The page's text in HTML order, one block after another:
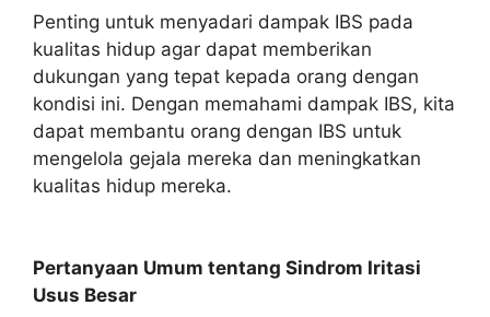
Penting untuk menyadari dampak IBS pada
kualitas hidup agar dapat memberikan
dukungan yang tepat kepada orang dengan
kondisi ini. Dengan memahami dampak IBS, kita
dapat membantu orang dengan IBS untuk
mengelola gejala mereka dan meningkatkan
kualitas hidup mereka.
Pertanyaan Umum tentang Sindrom Iritasi
Usus Besar